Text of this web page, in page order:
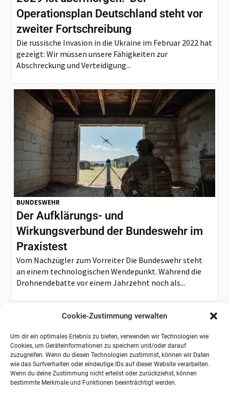
Cookie-Zustimmung verwalten
Um dir ein optimales Erlebnis zu bieten, verwenden wir Technologien wie
Cookies, um Geräteinformationen zu speichern und/oder darauf
zuzugreifen. Wenn du diesen Technologien zustimmst, können wir Daten
wie das Surfverhalten oder eindeutige IDs auf dieser Website verarbeiten.
Wenn du deine Zustimmung nicht erteilst oder zurückziehst, können
bestimmte Merkmale und Funktionen beeinträchtigt werden.
Operationsplan Deutschland steht vor
zweiter Fortschreibung
Die russische Invasion in die Ukraine im Februar 2022 hat
gezeigt: Wir müssen unsere Fähigkeiten zur
Abschreckung und Verteidigung...
BUNDESWEHR
Der Aufklärungs- und
Wirkungsverbund der Bundeswehr im
Praxistest
Vom Nachzügler zum Vorreiter Die Bundeswehr steht
an einem technologischen Wendepunkt. Während die
Drohnendebatte vor einem Jahrzehnt noch als...